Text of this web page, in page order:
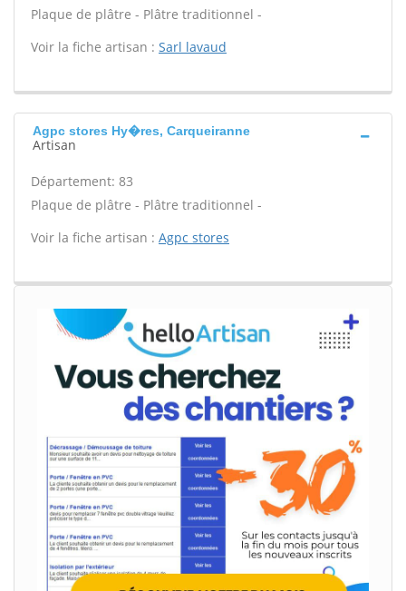
Plaque de plâtre - Plâtre traditionnel -
Voir la fiche artisan : Sarl lavaud
Agpc stores Hy�res, Carqueiranne
Artisan
Département: 83
Plaque de plâtre - Plâtre traditionnel -
Voir la fiche artisan : Agpc stores